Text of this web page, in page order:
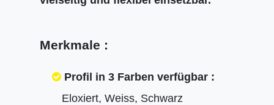
Merkmale :
Profil in 3 Farben verfügbar :
Eloxiert, Weiss, Schwarz